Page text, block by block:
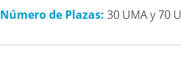
Número de Plazas:30 UMA y 70